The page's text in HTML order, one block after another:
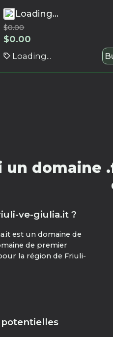
Loading...
$0.00
$0.00
Loading...
un domaine
ve-giulia.it ?
est un domaine de
de premier
la région de Friuli-